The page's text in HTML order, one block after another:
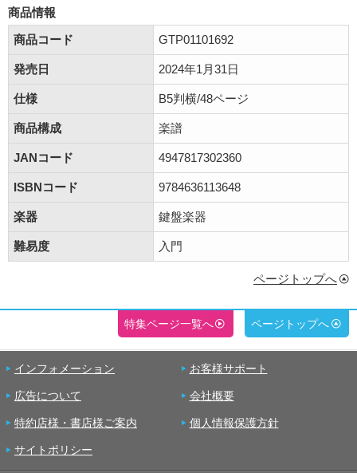
商品情報
商品コード
GTP01101692
発売日 2024年1月31日
仕様 B5判横/48ページ
商品構成 楽譜
JANコード 4947817302360
ISBNコード 9784636113648
楽器 鍵盤楽器
難易度 入門
ページトップへ
特集ページ一覧へ ページトップへ
インフォメーション お客様サポート
広告について 会社概要
特約店様・書店様ご案内 個人情報保護方針
サイトポリシー